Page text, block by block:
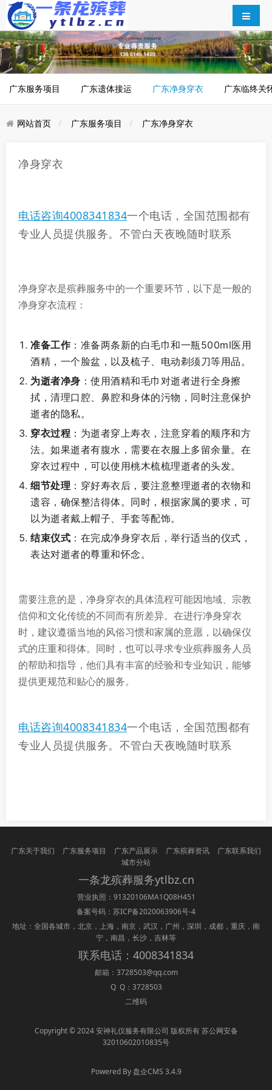
广东服务项目 广东遗体接运 广东净身穿衣 广东临终关
网站首页 广东服务项目 广东净身穿衣
净身穿衣
电话咨询4008341834一个电话，全国范围都有
专业人员提供服务。不管白天夜晚随时联系
净身穿衣是殡葬服务中的一个重要环节，以下是一般的
净身穿衣流程：
准备工作：准备两条新的白毛巾和一瓶500ml医用
酒精，一个脸盆，以及梳子、电动剃须刀等用品。
为逝者净身 ：使用酒精和毛巾对逝者进行全身擦
拭，清理口腔、鼻腔和身体的污物，同时注意保护
逝者的隐私。
穿衣过程 ：为逝者穿上寿衣，注意穿着的顺序和方
法。如果逝者有腹水，需要在衣服上多留余量。在
穿衣过程中，可以使用桃木梳梳理逝者的头发。
细节处理 ：穿好寿衣后，要注意整理逝者的衣物和
遗容，确保整洁得体。同时，根据家属的要求，可
以为逝者戴上帽子、手套等配饰。
结束仪式 ：在完成净身穿衣后，举行适当的仪式，
表达对逝者的尊重和怀念。
需要注意的是，净身穿衣的具体流程可能因地域、宗教
信仰和文化传统的不同而有所差异。在进行净身穿衣
时，建议遵循当地的风俗习惯和家属的意愿，以确保仪
式的庄重和得体。同时，也可以寻求专业殡葬服务人员
的帮助和指导，他们具有丰富的经验和专业知识，能够
提供更规范和贴心的服务。
电话咨询4008341834一个电话，全国范围都有
专业人员提供服务。不管白天夜晚随时联系
广东关于我们 广东服务项目 广东产品展示 广东殡葬资讯
广东联系我们
城市分站
一条龙殡葬服务ytlbz.cn
营业执照：91320106MA1Q08H451
备案号码： 苏ICP备2020063906号-4
地址：全国各城市，北京，上海，南京，武汉，广州，深圳，成都，重庆，南
宁，南昌，长沙，吉林等
联系电话：4008341834
邮箱：3728503@qq.com
Q Q：3728503
二维码
Copyright © 2024 安神礼仪服务有限公司 版权所有 苏公网安备
32010602010835号
Powered By 盘企CMS 3.4.9
盘企CMS